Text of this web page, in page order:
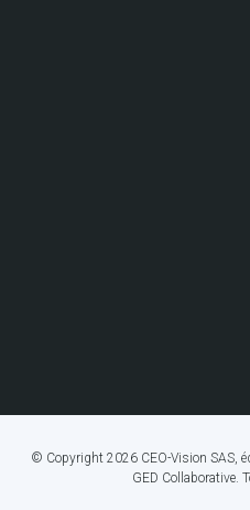
© Copyright 2026 CEO-Vision SAS,
GED Collaborative.